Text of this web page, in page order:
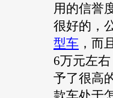
用的信誉
很好的，
型车 ，而
6万元左
予了很高